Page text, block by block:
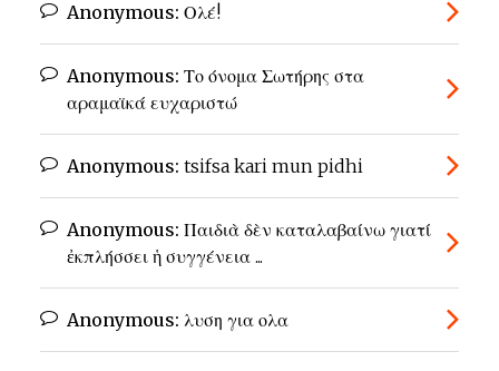
Anonymous: Ολέ!
Anonymous: Το όνομα Σωτήρης στα
αραμαϊκά ευχαριστώ
Anonymous: tsifsa kari mun pidhi
Anonymous: Παιδιὰ δὲν καταλαβαίνω γιατί
ἐκπλήσσει ἡ συγγένεια ...
Anonymous: λυση για ολα